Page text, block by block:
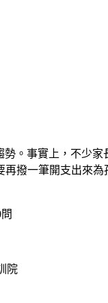
。事實上，不少
撥一筆開支出來
院